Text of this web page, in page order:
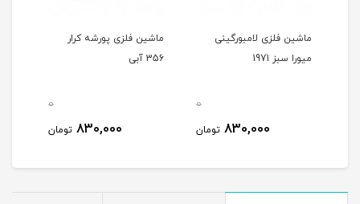
ماشین فلزی لامبورگینی
میورا سبز 1971
0
830,000 تومان
ماشین فلزی پورشه کرار
356 آبی
0
830,000 تومان